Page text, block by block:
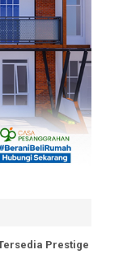
Prestige